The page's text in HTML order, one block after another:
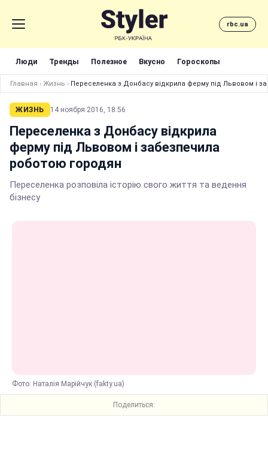
rbc.ua
Люди Тренды Полезное Вкусно Гороскопы
Главная › Жизнь › Переселенка з Донбасу відкрила ферму під Львовом і
ЖИЗНЬ 14 ноября 2016, 18:56
Переселенка з Донбасу відкрила
ферму під Львовом і забезпечила
роботою городян
Переселенка розповіла історію свого життя та ведення
бізнесу
Фото: Наталія Марійчук (fakty.ua)
Поделиться: